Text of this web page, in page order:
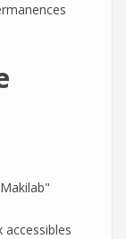
accessibles